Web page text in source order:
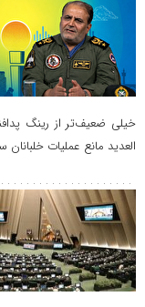
رینگ پدافندی آمریکا
خلبانان سوخو ۲۴ نشد.